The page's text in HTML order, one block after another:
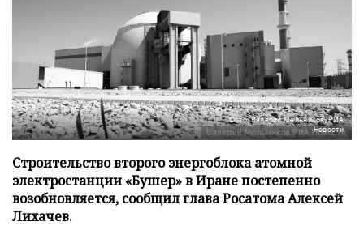
Фото: Валерий Мельников/РИА
Новости
Строительство второго энергоблока атомной
электростанции «Бушер» в Иране постепенно
возобновляется, сообщил глава Росатома Алексей
Лихачев.